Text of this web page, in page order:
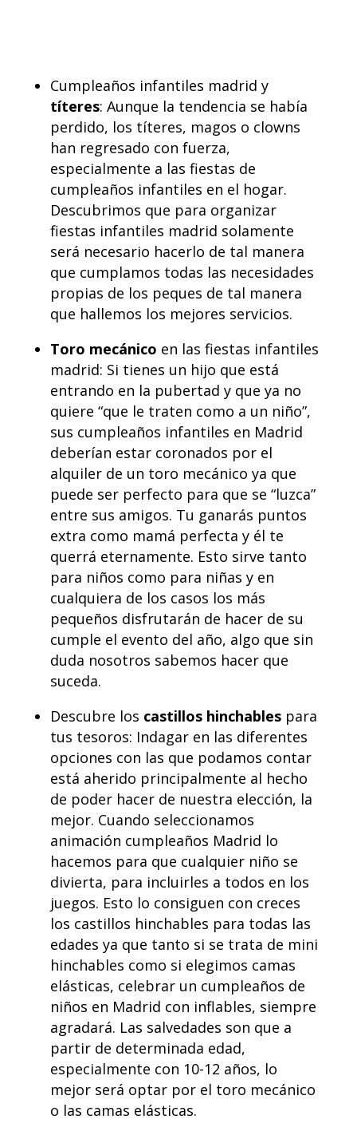
Cumpleaños infantiles madrid y
títeres: Aunque la tendencia se había
perdido, los títeres, magos o clowns
han regresado con fuerza,
especialmente a las fiestas de
cumpleaños infantiles en el hogar.
Descubrimos que para organizar
fiestas infantiles madrid solamente
será necesario hacerlo de tal manera
que cumplamos todas las necesidades
propias de los peques de tal manera
que hallemos los mejores servicios.
Toro mecánico en las fiestas infantiles
madrid: Si tienes un hijo que está
entrando en la pubertad y que ya no
quiere “que le traten como a un niño”,
sus cumpleaños infantiles en Madrid
deberían estar coronados por el
alquiler de un toro mecánico ya que
puede ser perfecto para que se “luzca”
entre sus amigos. Tu ganarás puntos
extra como mamá perfecta y él te
querrá eternamente. Esto sirve tanto
para niños como para niñas y en
cualquiera de los casos los más
pequeños disfrutarán de hacer de su
cumple el evento del año, algo que sin
duda nosotros sabemos hacer que
suceda.
Descubre los castillos hinchables para
tus tesoros: Indagar en las diferentes
opciones con las que podamos contar
está aherido principalmente al hecho
de poder hacer de nuestra elección, la
mejor. Cuando seleccionamos
animación cumpleaños Madrid lo
hacemos para que cualquier niño se
divierta, para incluirles a todos en los
juegos. Esto lo consiguen con creces
los castillos hinchables para todas las
edades ya que tanto si se trata de mini
hinchables como si elegimos camas
elásticas, celebrar un cumpleaños de
niños en Madrid con inflables, siempre
agradará. Las salvedades son que a
partir de determinada edad,
especialmente con 10-12 años, lo
mejor será optar por el toro mecánico
o las camas elásticas.